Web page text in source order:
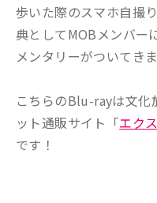
歩いた際のスマホ自撮
典としてMOBメンバー
メンタリーがついてきま
こちらのBlu-rayは文化
ット通販サイト「エク
です！